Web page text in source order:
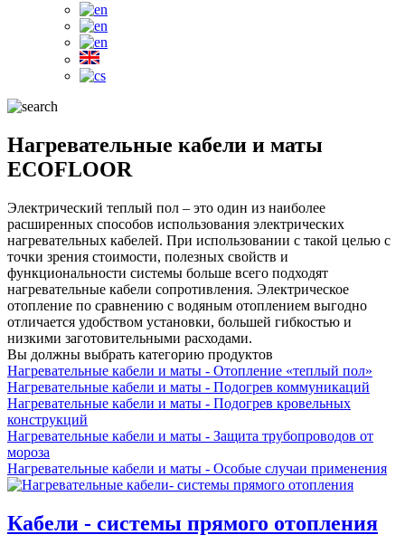
Нагревательные кабели и маты
ECOFLOOR
Электрический теплый пол – это один из наиболее
расширенных способов использования электрических
нагревательных кабелей. При использовании с такой целью с
точки зрения стоимости, полезных свойств и
функциональности системы больше всего подходят
нагревательные кабели сопротивления. Электрическое
отопление по сравнению с водяным отоплением выгодно
отличается удобством установки, большей гибкостью и
низкими заготовительными расходами.
Вы должны выбрать категорию продуктов
Нагревательные кабели и маты - Отопление «теплый пол»
Нагревательные кабели и маты - Подогрев коммуникаций
Нагревательные кабели и маты - Подогрев кровельных
конструкций
Нагревательные кабели и маты - Защита трубопроводов от
мороза
Нагревательные кабели и маты - Особые случаи применения
Кабели - системы прямого отопления